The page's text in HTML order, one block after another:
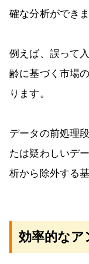
確な分析ができま
例えば、誤って
齢に基づく市場
ります。
データの前処理
たは疑わしいデ
析から除外する
効率的なア